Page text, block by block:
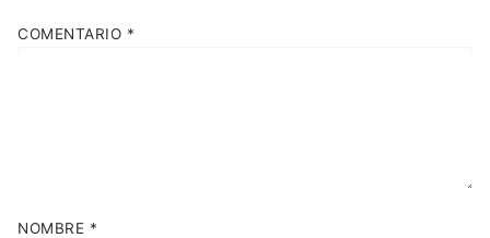
COMENTARIO *
NOMBRE *